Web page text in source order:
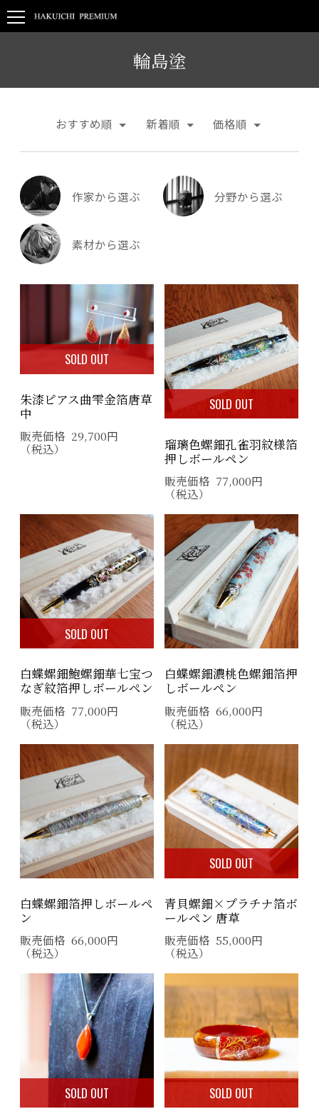
輪島塗
おすすめ順 新着順 価格順
作家から選ぶ 分野から選ぶ
素材から選ぶ
SOLD OUT
朱漆ピアス曲雫金箔唐草
中
販売価格 29,700円
（税込）
SOLD OUT
瑠璃色螺鈿孔雀羽紋様箔
押しボールペン
販売価格 77,000円
（税込）
SOLD OUT
白蝶螺鈿鮑螺鈿華七宝つ
なぎ紋箔押しボールペン
販売価格 77,000円
（税込）
白蝶螺鈿濃桃色螺鈿箔押
しボールペン
販売価格 66,000円
（税込）
白蝶螺鈿箔押しボールペ
ン
販売価格 66,000円
（税込）
SOLD OUT
青貝螺鈿×プラチナ箔ボ
ールペン 唐草
販売価格 55,000円
（税込）
SOLD OUT SOLD OUT